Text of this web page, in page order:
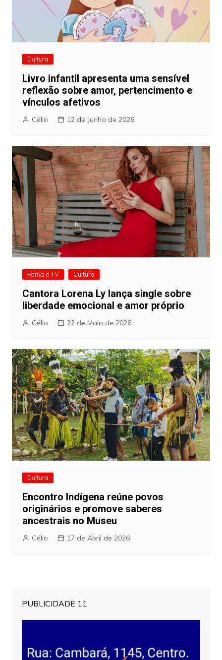
Cultura
Livro infantil apresenta uma sensível
reflexão sobre amor, pertencimento e
vínculos afetivos
Célio 12 de Junho de 2026
Fama e TV Cultura
Cantora Lorena Ly lança single sobre
liberdade emocional e amor próprio
Célio 22 de Maio de 2026
Cultura
Encontro Indígena reúne povos
originários e promove saberes
ancestrais no Museu
Célio 17 de Abril de 2026
PUBLICIDADE 11